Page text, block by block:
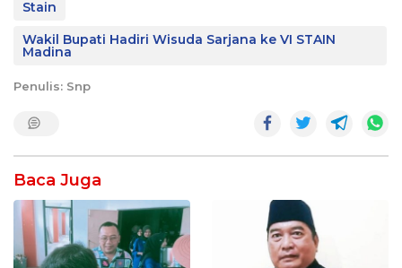
Stain
Wakil Bupati Hadiri Wisuda Sarjana ke VI STAIN
Madina
Penulis: Snp
Baca Juga